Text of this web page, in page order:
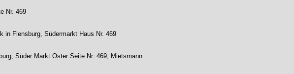
Nr. 469
in Flensburg, Südermarkt Haus Nr. 469
Süder Markt Oster Seite Nr. 469, Mietsmann